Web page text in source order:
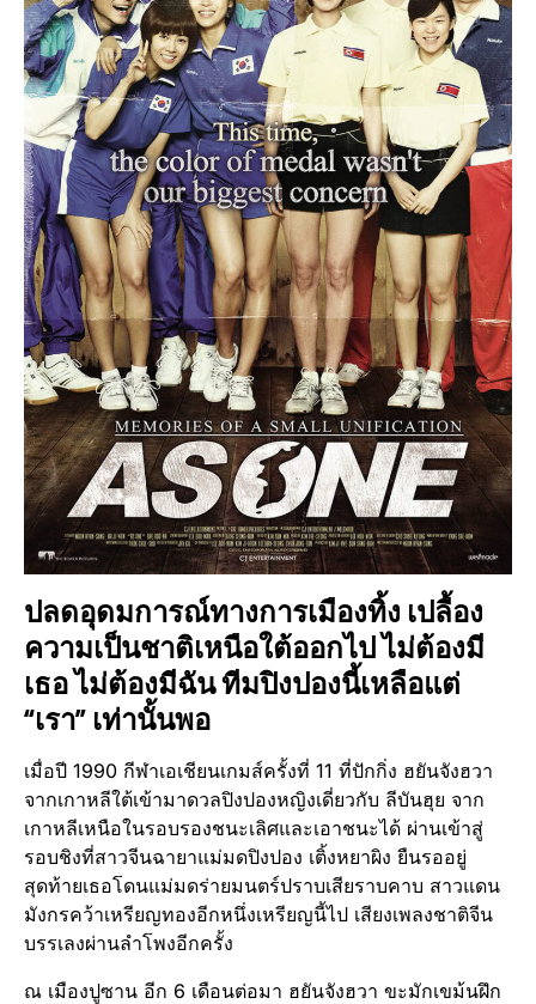
ปลดอุดมการณ์ทางการเมืองทิ้ง เปลื้อง
ความเป็นชาติเหนือใต้ออกไป ไม่ต้องมี
เธอ ไม่ต้องมีฉัน ทีมปิงปองนี้เหลือแต่
“เรา” เท่านั้นพอ
เมื่อปี 1990 กีฬาเอเชียนเกมส์ครั้งที่ 11 ที่ปักกิ่ง ฮยันจังฮวา
จากเกาหลีใต้เข้ามาดวลปิงปองหญิงเดี่ยวกับ ลีบันฮุย จาก
เกาหลีเหนือในรอบรองชนะเลิศและเอาชนะได้ ผ่านเข้าสู่
รอบชิงที่สาวจีนฉายาแม่มดปิงปอง เติ้งหยาผิง ยืนรออยู่
สุดท้ายเธอโดนแม่มดร่ายมนตร์ปราบเสียราบคาบ สาวแดน
มังกรคว้าเหรียญทองอีกหนึ่งเหรียญนี้ไป เสียงเพลงชาติจีน
บรรเลงผ่านลำโพงอีกครั้ง
ณ เมืองปูซาน อีก 6 เดือนต่อมา ฮยันจังฮวา ขะมักเขม้นฝึก